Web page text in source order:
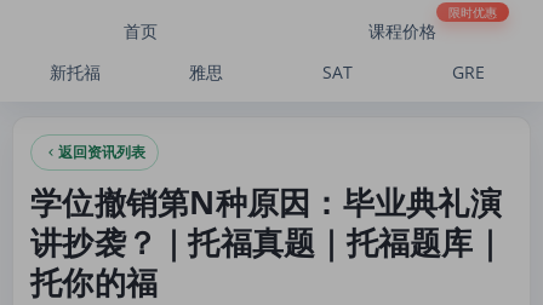
学位撤销第N种原因：毕业典礼演讲抄袭？｜托福真题｜托福题库｜托你的福
首页 课程价格
限时优惠
新托福 雅思 SAT GRE
返回资讯列表
学位撤销第N种原因：毕业典礼演
讲抄袭？｜托福真题｜托福题库｜
托你的福